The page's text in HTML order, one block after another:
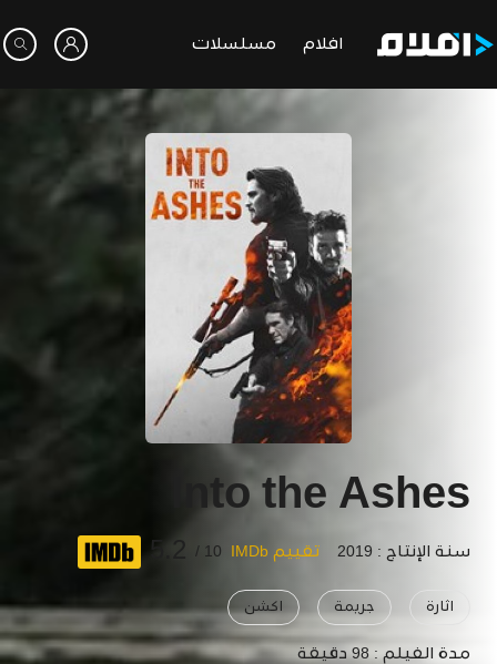
افلام مسلسلات
Into the Ashes
سنة الإنتاج : 2019 تقييم IMDb 10 /
5.2
اثارة جريمة اكشن
مدة الفيلم : 98 دقيقة